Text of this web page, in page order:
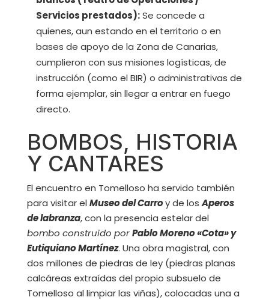
Servicios prestados):Se concede a
quienes, aun estando en el territorio o en
bases de apoyo de la Zona de Canarias,
cumplieron con sus misiones logísticas, de
instrucción (como el BIR) o administrativas de
forma ejemplar, sin llegar a entrar en fuego
directo.
BOMBOS, HISTORIA
Y CANTARES
El encuentro en Tomelloso ha servido también
para visitar el Museo del Carroy de losAperos
de labranza, con la presencia estelar del
bombo construido porPablo Moreno «Cota» y
Eutiquiano Martínez. Una obra magistral, con
dos millones de piedras de ley (piedras planas
calcáreas extraídas del propio subsuelo de
Tomelloso al limpiar las viñas), colocadas una a